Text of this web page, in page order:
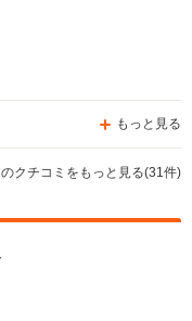
もっと見る
クチコミをもっと見る(31件)